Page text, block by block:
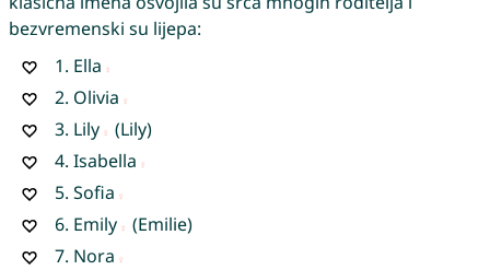
bezvremenski su lijepa:
1. Ella
2. Olivia
3. Lily
(Lily)
4. Isabella
5. Sofia
6. Emily
(Emilie)
7. Nora